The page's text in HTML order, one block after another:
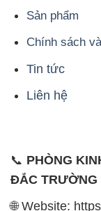
Sản phẩm
Chính sách
Tin tức
Liên hệ
📞 PHÒNG
ĐẮC TRƯỜNG
🌐 Website: